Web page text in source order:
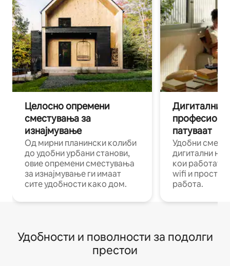
Целосно опремени
сместувања за
изнајмување
Од мирни планински колиби
до удобни урбани станови,
овие опремени сместувања
за изнајмување ги имаат
сите удобности како дом.
Дигитални
патуваат
Удобни
дигитални
кои работат
wifi и
работа.
Удобности и поволности за подолги
престои